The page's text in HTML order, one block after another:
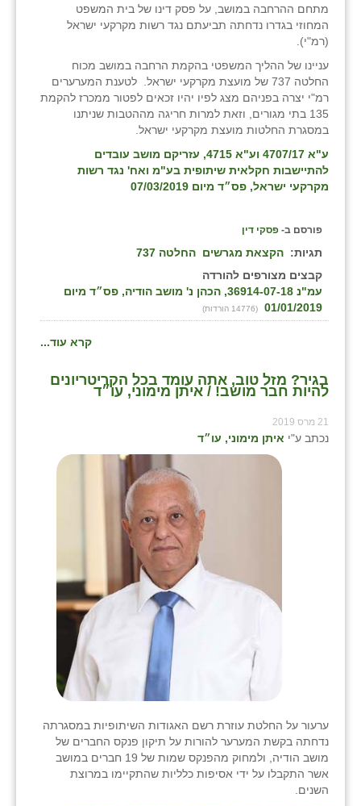
מתחם ההרחבה במושב, על פסק דינו של בית המשפט
המחוזי בגדרו נדחתה תביעתם נגד רשות מקרקעי ישראל
(רמ"י).
עניינו של ההליך המשפטי בהקמת הרחבה במושב מכוח
החלטה 737 של מועצת מקרקעי ישראל. לטענת המערערים
רמ"י יצרה בפניהם מצג לפיו יהיו זכאים לפטור ממכרז להקמת
135 בתי מגורים, וזאת למרות חריגה מההטבות שניתנו
במסגרת החלטות מועצת מקרקעי ישראל.
ע"א 4707/17 וע"א 4715, עזריקם מושב עובדים
להתיישבות חקלאית שיתופית בע"מ ואח' נגד רשות
מקרקעי ישראל, פס״ד מיום 07/03/2019
פורסם ב- פסקי דין
תגיות: הקצאת מגרשים החלטה 737
קבצים מצורפים להורדה
עמ"נ 36914-07-18, הכהן נ' מושב הודיה, פס״ד מיום
01/01/2019
(14776 הורדות)
קרא עוד...
בגיר? מזל טוב, אתה עומד בכל הקריטריונים
להיות חבר מושב! / איתן מימוני, עו״ד
21 מרס 2019
נכתב ע"י איתן מימוני, עו״ד
ערעור על החלטת עוזרת רשם האגודות השיתופיות במסגרתה
נדחתה בקשת המערער להורות על תיקון פנקס החברים של
מושב הודיה, ולמחוק מהפנקס שמות של 19 חברים במושב
אשר התקבלו על ידי אסיפות כלליות שהתקיימו במרוצת
השנים.